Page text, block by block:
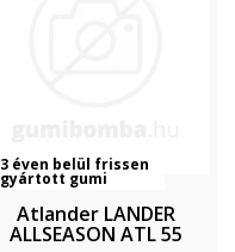
3 éven belül frissen
gyártott gumi
Atlander LANDER
ALLSEASON ATL 55